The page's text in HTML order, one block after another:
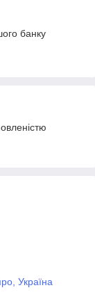
банку
Україна